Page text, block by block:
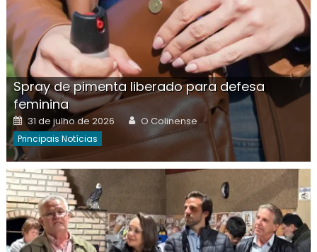
Spray de pimenta liberado para defesa
feminina
Posted
on
31 de julho de 2026 Author
O Colinense
Principais Notícias